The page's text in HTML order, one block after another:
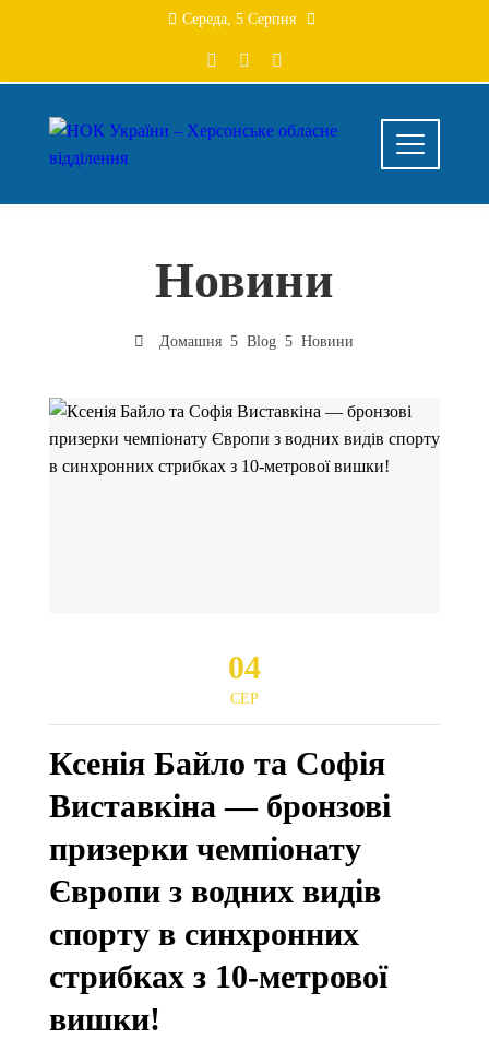
Середа, 5 Серпня
Новини
Домашня Blog Новини
04
СЕР
Ксенія Байло та Софія
Виставкіна — бронзові
призерки чемпіонату
Європи з водних видів
спорту в синхронних
стрибках з 10-метрової
вишки!